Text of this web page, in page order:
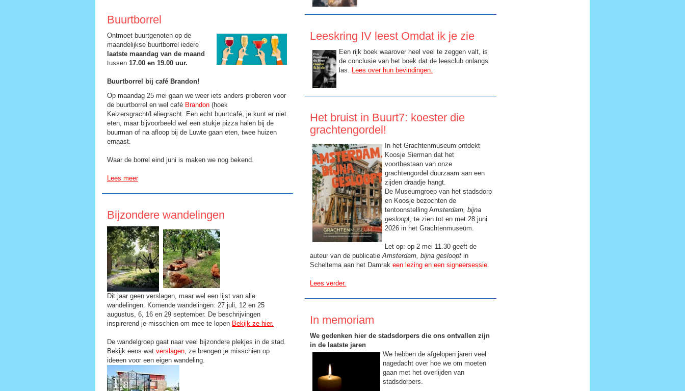
Buurtborrel
Ontmoet buurtgenoten op de
maandelijkse buurtborrel iedere
laatste maandag van de maand
tussen 17.00 en 19.00 uur.
Buurtborrel bij café Brandon!
Op maandag 25 mei gaan we weer iets anders proberen voor
de buurtborrel en wel café Brandon (hoek
Keizersgracht/Leliegracht. Een echt buurtcafé, je kunt er niet
eten, maar bijvoorbeeld wel een stukje pizza halen bij de
buurman of na afloop bij de Luwte gaan eten, twee huizen
ernaast.
Waar de borrel eind juni is maken we nog bekend.
Lees meer
Bijzondere wandelingen
Dit jaar geen verslagen, maar wel een lijst van alle
wandelingen. Komende wandelingen: 27 juli, 12 en 25
augustus, 6, 16 en 29 september. De beschrijvingen
inspirerend je misschien om mee te lopen Bekijk ze hier.
De wandelgroep gaat naar veel bijzondere plekjes in de stad.
Bekijk eens wat verslagen , ze brengen je misschien op
ideeen voor een eigen wandeling.
Leeskring IV leest Omdat ik je zie
Een rijk boek waarover heel veel te zeggen valt, is
de conclusie van het boek dat de leesclub onlangs
las. Lees over hun bevindingen.
Het bruist in Buurt7: koester die
grachtengordel!
In het Grachtenmuseum ontdekt
Koosje Sierman dat het
voortbestaan van onze
grachtengordel duurzaam aan een
zijden draadje hangt.
De Museumgroep van het stadsdorp
en Koosje bezochten de
tentoonstelling Amsterdam, bijna
gesloopt, te zien tot en met 28 juni
2026 in het Grachtenmuseum.
Let op: op 2 mei 11.30 geeft de
auteur van de publicatieAmsterdam, bijna gesloopt in
Scheltema aan het Damrakeen lezing en een signeersessie.
Lees verder.
In memoriam
We gedenken hier de stadsdorpers die ons ontvallen zijn
in de laatste jaren
We hebben de afgelopen jaren veel
nagedacht over hoe we om moeten
gaan met het overlijden van
stadsdorpers.